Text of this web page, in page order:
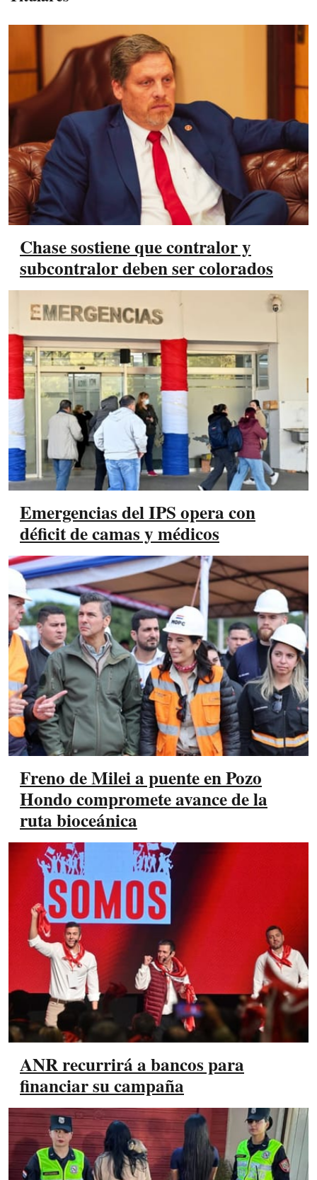
Chase sostiene que contralor y
subcontralor deben ser colorados
Emergencias del IPS opera con
déficit de camas y médicos
Freno de Milei a puente en Pozo
Hondo compromete avance de la
ruta bioceánica
ANR recurrirá a bancos para
financiar su campaña